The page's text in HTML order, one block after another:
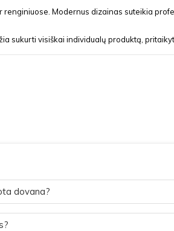
Modernus dizainas suteikia
sukurti visiškai individualų produktą,
dovana?